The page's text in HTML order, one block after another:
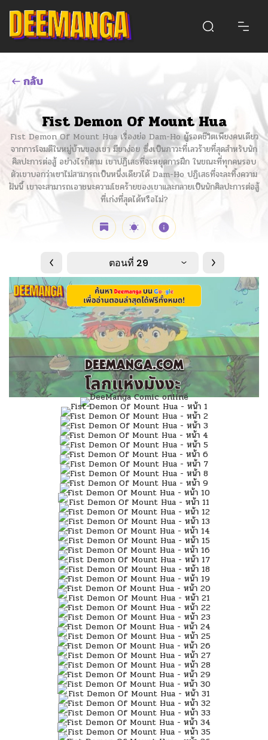
กลับ
Fist Demon Of Mount Hua
Fist Demon Of Mount Hua เรื่องย่อ Dam-Ho ผู้รอดชีวิตเพียงคนเดียว
จากการโจมตีในหมู่บ้านของเขา มีขาง่อย ซึ่งเป็นภาวะที่เลวร้ายที่สุดสำหรับนัก
ศิลปะการต่อสู้ อย่างไรก็ตาม เขาปฏิเสธที่จะหยุดการฝึก ในขณะที่ทุกคนรอบ
ตัวเขาบอกว่าเขาไม่สามารถเป็นหนึ่งเดียวได้ Dam-Ho ปฏิเสธที่จะละทิ้งความ
ฝันนี้ เขาจะสามารถเอาชนะความโชคร้ายของเขาและกลายเป็นนักศิลปะการต่อสู้
ที่เก่งที่สุดได้หรือไม่?
ตอนที่ 29